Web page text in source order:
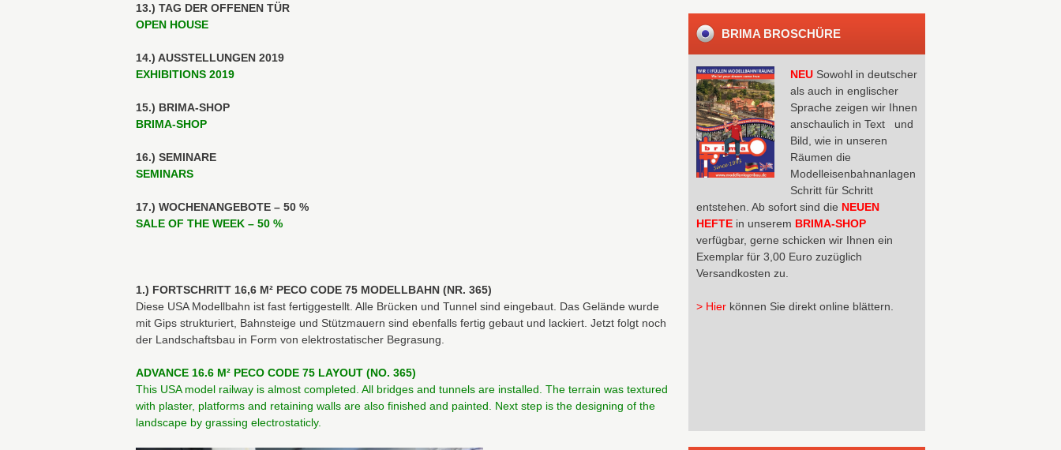
13.) TAG DER OFFENEN TÜR
OPEN HOUSE
14.) AUSSTELLUNGEN 2019
EXHIBITIONS 2019
15.) BRIMA-SHOP
BRIMA-SHOP
16.) SEMINARE
SEMINARS
17.) WOCHENANGEBOTE – 50 %
SALE OF THE WEEK – 50 %
1.) FORTSCHRITT 16,6 M² PECO CODE 75 MODELLBAHN (NR. 365)
Diese USA Modellbahn ist fast fertiggestellt. Alle Brücken und Tunnel sind eingebaut. Das Gelände wurde
mit Gips strukturiert, Bahnsteige und Stützmauern sind ebenfalls fertig gebaut und lackiert. Jetzt folgt noch
der Landschaftsbau in Form von elektrostatischer Begrasung.
ADVANCE 16.6 M² PECO CODE 75 LAYOUT (NO. 365)
This USA model railway is almost completed. All bridges and tunnels are installed. The terrain was textured
with plaster, platforms and retaining walls are also finished and painted. Next step is the designing of the
landscape by grassing electrostaticly.
BRIMA BROSCHÜRE
NEU Sowohl in deutscher
als auch in englischer
Sprache zeigen wir Ihnen
anschaulich in Text und
Bild, wie in unseren
Räumen die
Modelleisenbahnanlagen
Schritt für Schritt
entstehen. Ab sofort sind die NEUEN
HEFTE in unserem BRIMA-SHOP
verfügbar, gerne schicken wir Ihnen ein
Exemplar für 3,00 Euro zuzüglich
Versandkosten zu.
> Hier können Sie direkt online blättern.